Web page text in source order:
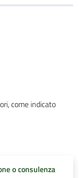
come indicato
o consulenza